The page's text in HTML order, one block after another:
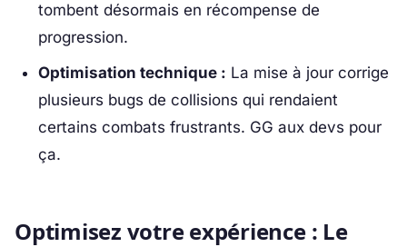
tombent désormais en récompense de
progression.
Optimisation technique : La mise à jour corrige
plusieurs bugs de collisions qui rendaient
certains combats frustrants. GG aux devs pour
ça.
Optimisez votre expérience : Le